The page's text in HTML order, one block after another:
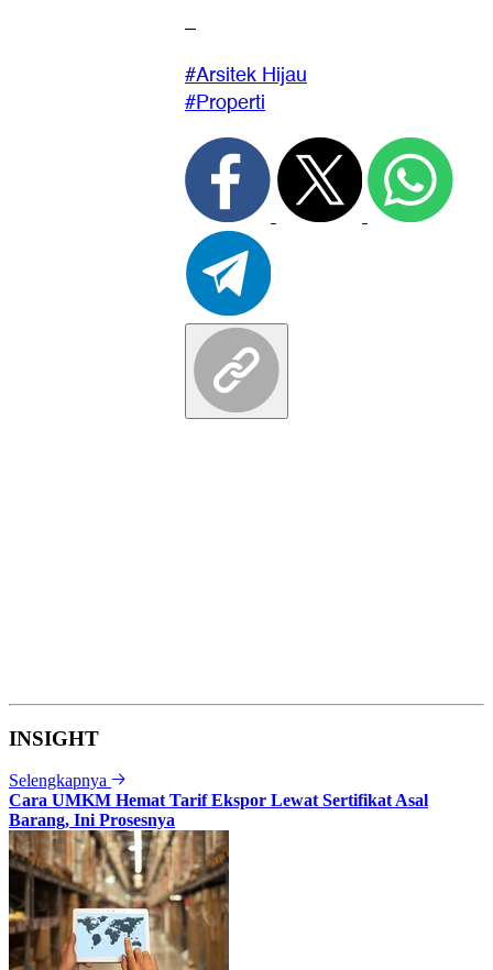
–
#Arsitek Hijau
#Properti
INSIGHT
Selengkapnya
Cara UMKM Hemat Tarif Ekspor Lewat Sertifikat Asal
Barang, Ini Prosesnya